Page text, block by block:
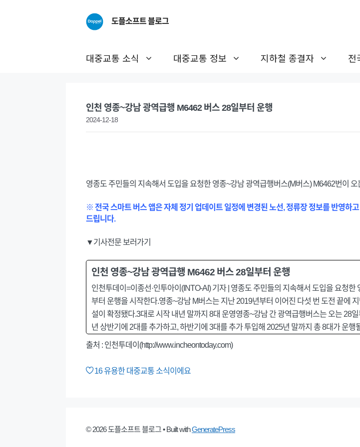
도플소프트 블로그
대중교통 소식 대중교통 정보 지하철 종결자 전
인천 영종~강남 광역급행 M6462 버스 28일부터 운행
2024-12-18
영종도 주민들의 지속해서 도입을 요청한 영종~강남 광역급행버스(M버스) M6462번이
※ 전국 스마트 버스 앱은 자체 정기 업데이트 일정에 변경된 노선, 정류장 정보를 반영하
드립니다.
▼기사전문 보러가기
인천 영종~강남 광역급행 M6462 버스 28일부터 운행
인천투데이=이종선·인투아이(INTO-AI) 기자 | 영종도 주민들의 지속해서 도입을 요청
부터 운행을 시작한다.영종~강남 M버스는 지난 2019년부터 이어진 다섯 번 도전 끝에
설이 확정됐다.3대로 시작 내년 말까지 8대 운영영종~강남 간 광역급행버스는 오는 28
년 상반기에 2대를 추가하고, 하반기에 3대를 추가 투입해 2025년 말까지 총 8대가 운행
출처 : 인천투데이(http://www.incheontoday.com)
16유용한 대중교통 소식이에요
© 2026 도플소프트 블로그• Built withGeneratePress